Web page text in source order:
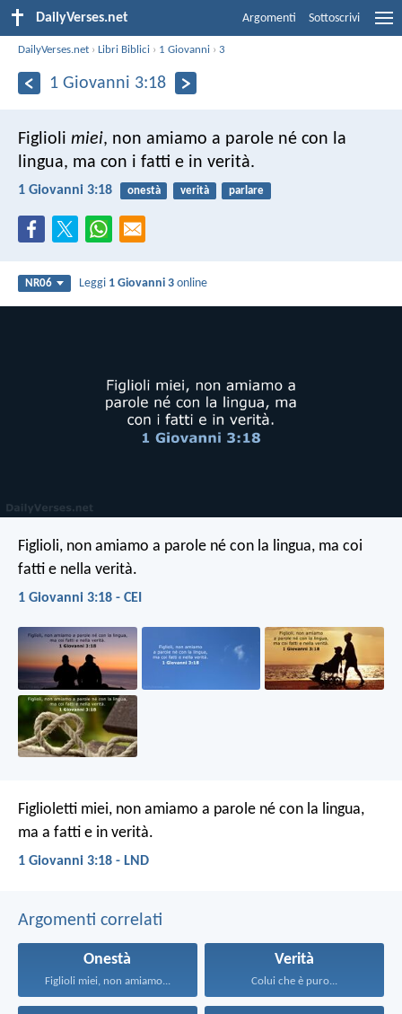
DailyVerses.net Argomenti Sottoscrivi
DailyVerses.net ›Libri Biblici › 1 Giovanni ›3
1 Giovanni 3:18
Figlioli miei, non amiamo a parole né con la
lingua, ma con i fatti e in verità.
1 Giovanni 3:18 onestà verità parlare
NR06 Leggi 1 Giovanni 3 online
Figlioli, non amiamo a parole né con la lingua, ma coi
fatti e nella verità.
1 Giovanni 3:18 - CEI
Figlioletti miei, non amiamo a parole né con la lingua,
ma a fatti e in verità.
1 Giovanni 3:18 - LND
Argomenti correlati
Onestà
Figlioli miei, non amiamo...
Verità
Colui che è puro...